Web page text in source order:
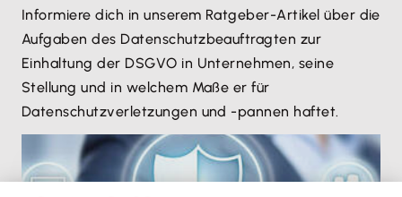
Informiere dich in unserem Ratgeber-Artikel über die
Aufgaben des Datenschutzbeauftragten zur
Einhaltung der DSGVO in Unternehmen, seine
Stellung und in welchem Maße er für
Datenschutzverletzungen und -pannen haftet.